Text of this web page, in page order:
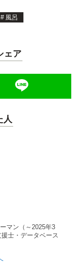
# 風呂
ェア
人
マン（～2025年3
士・データベース